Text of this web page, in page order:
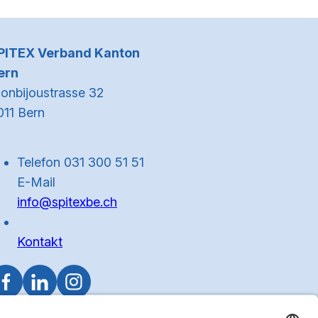
Verband Kanton
32
Bern
Telefon 031 300 51 51
E-Mail
info@spitexbe.ch
Kontakt